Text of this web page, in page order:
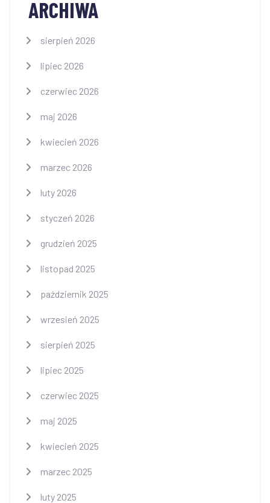
ARCHIWA
sierpień 2026
lipiec 2026
czerwiec 2026
maj 2026
kwiecień 2026
marzec 2026
luty 2026
styczeń 2026
grudzień 2025
listopad 2025
październik 2025
wrzesień 2025
sierpień 2025
lipiec 2025
czerwiec 2025
maj 2025
kwiecień 2025
marzec 2025
luty 2025